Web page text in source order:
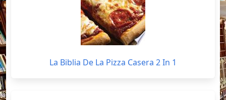
La Biblia De La Pizza Casera 2 In 1